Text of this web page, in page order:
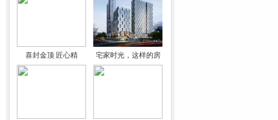
喜封金顶 匠心精 宅家时光，这样的房